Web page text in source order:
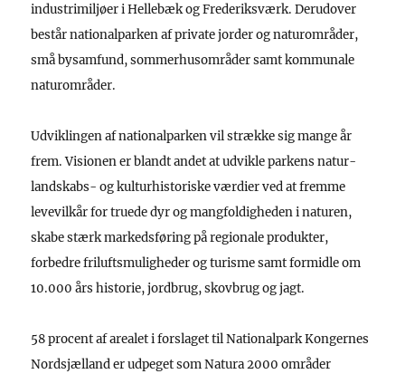
industrimiljøer i Hellebæk og Frederiksværk. Derudover
består nationalparken af private jorder og naturområder,
små bysamfund, sommerhusområder samt kommunale
naturområder.
Udviklingen af nationalparken vil strække sig mange år
frem. Visionen er blandt andet at udvikle parkens natur-
landskabs- og kulturhistoriske værdier ved at fremme
levevilkår for truede dyr og mangfoldigheden i naturen,
skabe stærk markedsføring på regionale produkter,
forbedre friluftsmuligheder og turisme samt formidle om
10.000 års historie, jordbrug, skovbrug og jagt.
58 procent af arealet i forslaget til Nationalpark Kongernes
Nordsjælland er udpeget som Natura 2000 områder